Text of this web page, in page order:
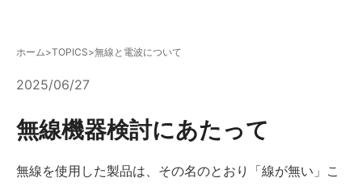
ホーム>TOPICS>無線と電波について
2025/06/27
無線機器検討にあたって
無線を使用した製品は、その名のとおり「線が無い」こ